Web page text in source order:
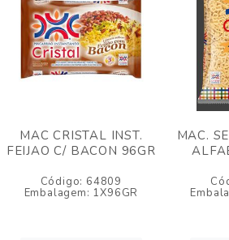
MAC CRISTAL INST.
FEIJAO C/ BACON 96GR
Código: 64809
Embalagem: 1X96GR
MAC.